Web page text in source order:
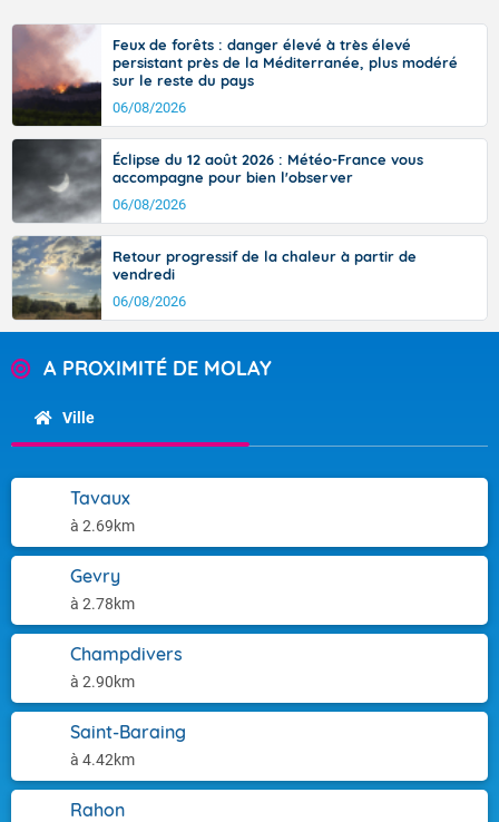
Feux de forêts : danger élevé à très élevé
persistant près de la Méditerranée, plus modéré
sur le reste du pays
06/08/2026
Éclipse du 12 août 2026 : Météo-France vous
accompagne pour bien l'observer
06/08/2026
Retour progressif de la chaleur à partir de
vendredi
06/08/2026
A PROXIMITÉ DE MOLAY
Ville
Tavaux
à 2.69km
Gevry
à 2.78km
Champdivers
à 2.90km
Saint-Baraing
à 4.42km
Rahon